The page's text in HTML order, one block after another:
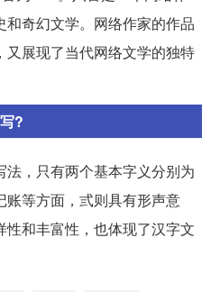
奇幻文学。网络作家的作品
又展现了当代网络文学的独特
?
，只有两个基本字义分别为
等方面，弎则具有形声意
性和丰富性，也体现了汉字文